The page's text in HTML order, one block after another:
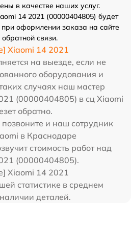
в качестве наших услуг.
14 2021 (00000404805) будет
оформлении заказа на сайте
связи.
Xiaomi 14 2021
на выезде, если не
оборудования и
случаях наш мастер
(00000404805) в сц Xiaomi
обратно.
и наш сотрудник
в Краснодаре
стоимость работ над
(00000404805).
Xiaomi 14 2021
статистике в среднем
деталей.